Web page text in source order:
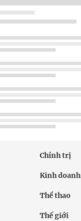
Chính trị
Kinh doanh
Thể thao
Thế giới